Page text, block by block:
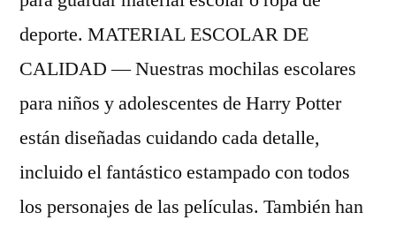
deporte. MATERIAL ESCOLAR DE
CALIDAD — Nuestras mochilas escolares
para niños y adolescentes de Harry Potter
están diseñadas cuidando cada detalle,
incluido el fantástico estampado con todos
los personajes de las películas. También han